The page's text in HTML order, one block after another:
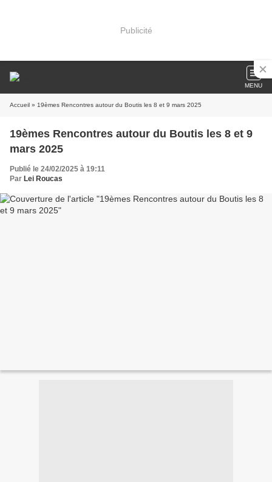
Publicité
MENU
Accueil » 19èmes Rencontres autour du Boutis les 8 et 9 mars 2025
19èmes Rencontres autour du Boutis les 8 et 9
mars 2025
Publié le 24/02/2025 à 19:11
Par Lei Roucas